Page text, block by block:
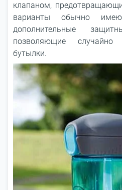
клапаном,
варианты обычно
дополнительные
позволяющие
бутылки.